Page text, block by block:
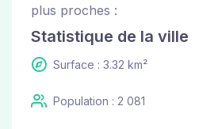
plus proches :
Statistique de la ville
Surface : 3.32 km²
Population : 2 081